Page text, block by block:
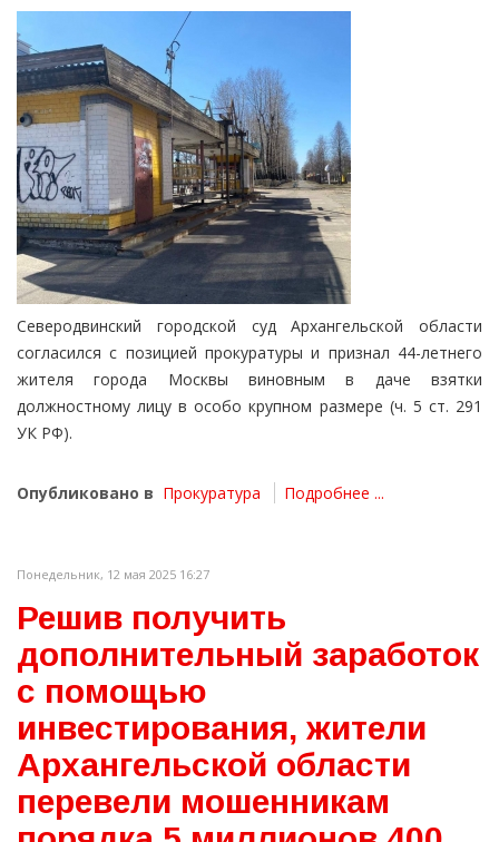
Северодвинский городской суд Архангельской области
согласился с позицией прокуратуры и признал 44-летнего
жителя города Москвы виновным в даче взятки
должностному лицу в особо крупном размере (ч. 5 ст. 291
УК РФ).
Опубликовано в Прокуратура Подробнее ...
Понедельник, 12 мая 2025 16:27
Решив получить
дополнительный заработок
с помощью
инвестирования, жители
Архангельской области
перевели мошенникам